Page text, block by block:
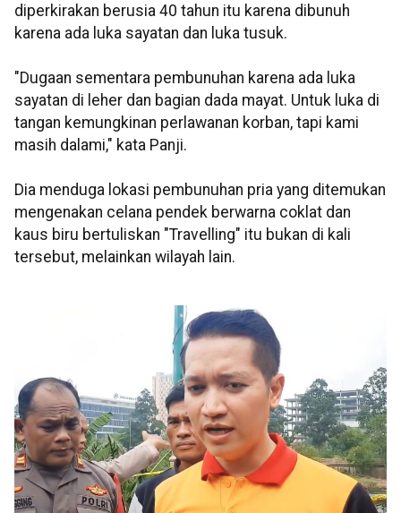
diperkirakan berusia 40 tahun itu karena dibunuh
karena ada luka sayatan dan luka tusuk.
"Dugaan sementara pembunuhan karena ada luka
sayatan di leher dan bagian dada mayat. Untuk luka di
tangan kemungkinan perlawanan korban, tapi kami
masih dalami," kata Panji.
Dia menduga lokasi pembunuhan pria yang ditemukan
mengenakan celana pendek berwarna coklat dan
kaus biru bertuliskan "Travelling" itu bukan di kali
tersebut, melainkan wilayah lain.